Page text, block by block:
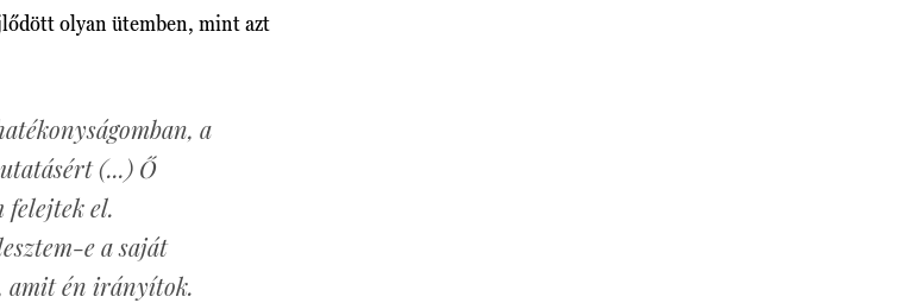
olyan ütemben, mint azt
a
(...) Ő
felejtek el.
e a saját
amit én irányítok.